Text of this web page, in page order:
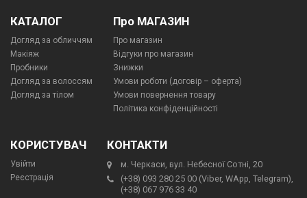
КАТАЛОГ
Догляд за обличчям
Макіяж
Пробники
Догляд за волоссям
Догляд за тілом
Про МАГАЗИН
Про магазин
Відгуки про магазин
Знижки
Умови роботи (договір – оферта)
Умови повернення товару
Політика конфіденційності
КОРИСТУВАЧ
Увійти
Реєстрація
КОНТАКТИ
м. Черкаси, вул. Небесної Сотні, 20
(+38) 093 280 25 00 (Viber, WApp, Telegram),
(+38) 067 976 33 40